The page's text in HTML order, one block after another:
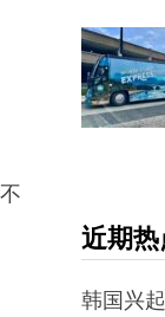
近期热
韩国兴